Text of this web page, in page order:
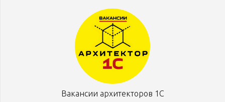
Вакансии архитекторов 1С